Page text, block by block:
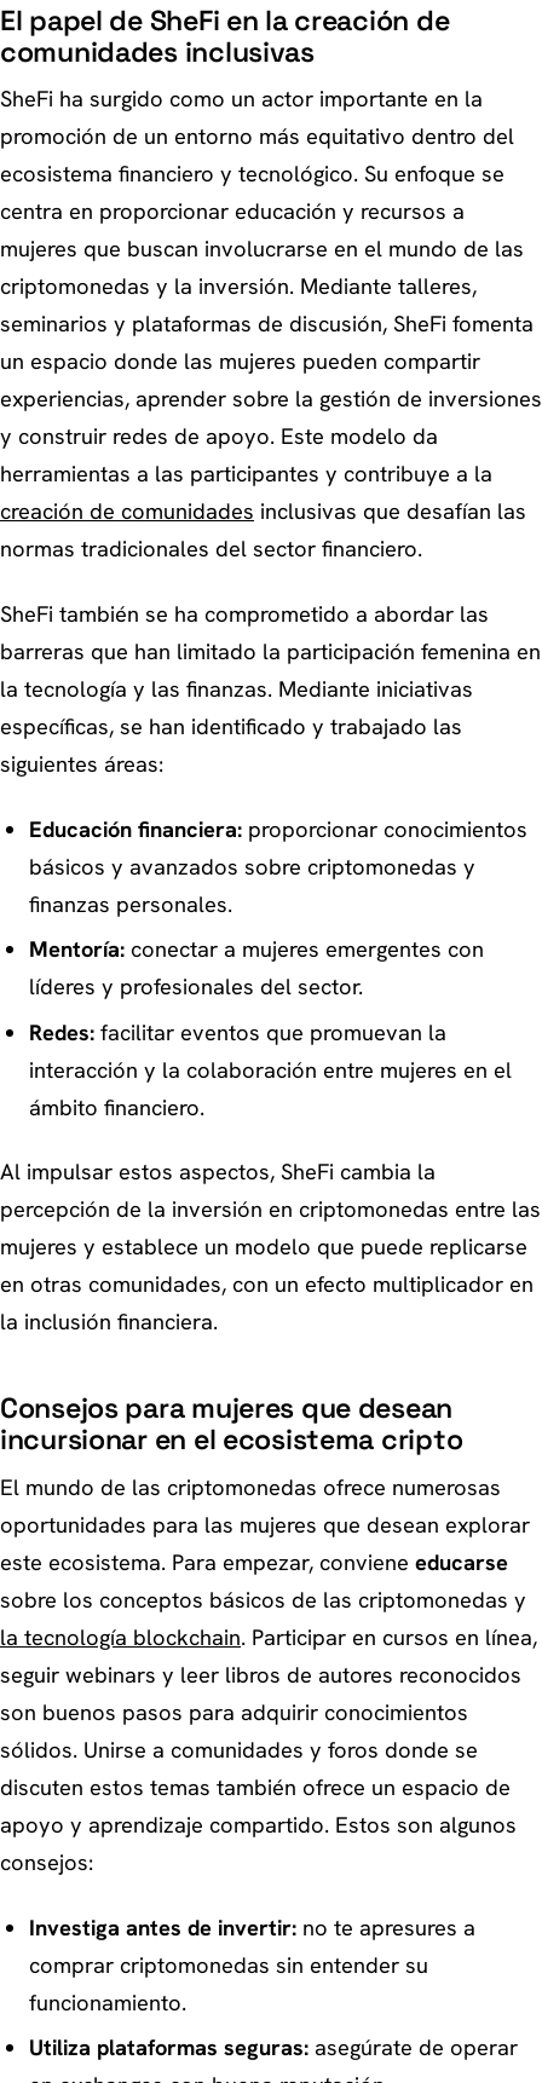
El papel de SheFi en la creación de
comunidades inclusivas
SheFi ha surgido como un actor importante en la
promoción de un entorno más equitativo dentro del
ecosistema financiero y tecnológico. Su enfoque se
centra en proporcionar educación y recursos a
mujeres que buscan involucrarse en el mundo de las
criptomonedas y la inversión. Mediante talleres,
seminarios y plataformas de discusión, SheFi fomenta
un espacio donde las mujeres pueden compartir
experiencias, aprender sobre la gestión de inversiones
y construir redes de apoyo. Este modelo da
herramientas a las participantes y contribuye a la
creación de comunidades inclusivas que desafían las
normas tradicionales del sector financiero.
SheFi también se ha comprometido a abordar las
barreras que han limitado la participación femenina en
la tecnología y las finanzas. Mediante iniciativas
específicas, se han identificado y trabajado las
siguientes áreas:
Educación financiera:proporcionar conocimientos
básicos y avanzados sobre criptomonedas y
finanzas personales.
Mentoría:conectar a mujeres emergentes con
líderes y profesionales del sector.
Redes:facilitar eventos que promuevan la
interacción y la colaboración entre mujeres en el
ámbito financiero.
Al impulsar estos aspectos, SheFi cambia la
percepción de la inversión en criptomonedas entre las
mujeres y establece un modelo que puede replicarse
en otras comunidades, con un efecto multiplicador en
la inclusión financiera.
Consejos para mujeres que desean
incursionar en el ecosistema cripto
El mundo de las criptomonedas ofrece numerosas
oportunidades para las mujeres que desean explorar
este ecosistema. Para empezar, conviene educarse
sobre los conceptos básicos de las criptomonedas y
la tecnología blockchain. Participar en cursos en línea,
seguir webinars y leer libros de autores reconocidos
son buenos pasos para adquirir conocimientos
sólidos. Unirse a comunidades y foros donde se
discuten estos temas también ofrece un espacio de
apoyo y aprendizaje compartido. Estos son algunos
consejos:
Investiga antes de invertir:no te apresures a
comprar criptomonedas sin entender su
funcionamiento.
Utiliza plataformas seguras:asegúrate de operar